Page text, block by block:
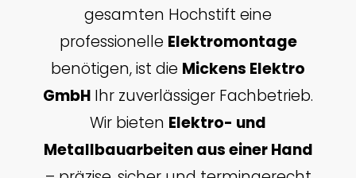
gesamten Hochstift eine
professionelle Elektromontage
benötigen, ist die Mickens Elektro
GmbH Ihr zuverlässiger Fachbetrieb.
Wir bieten Elektro- und
Metallbauarbeiten aus einer Hand